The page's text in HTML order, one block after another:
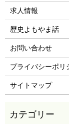
求人情報
歴史よもやま話
お問い合わせ
プライバシーポリ
サイトマップ